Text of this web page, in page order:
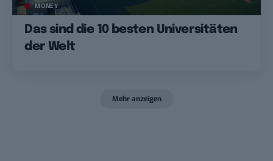
MONEY
Das sind die 10 besten Universitäten
der Welt
Mehr anzeigen